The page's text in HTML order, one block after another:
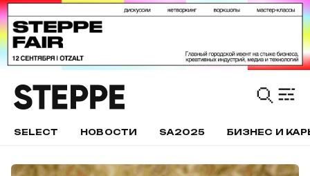
SELECT НОВОСТИ SA2025 БИЗНЕС И